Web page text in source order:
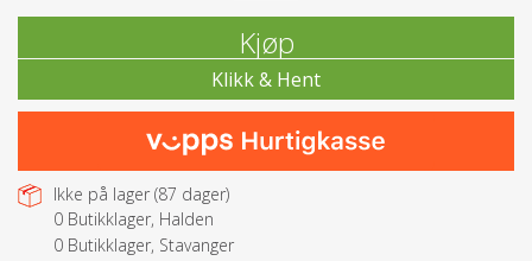
Kjøp
Ikke på lager (87 dager)
0 Butikklager, Halden
0 Butikklager, Stavanger